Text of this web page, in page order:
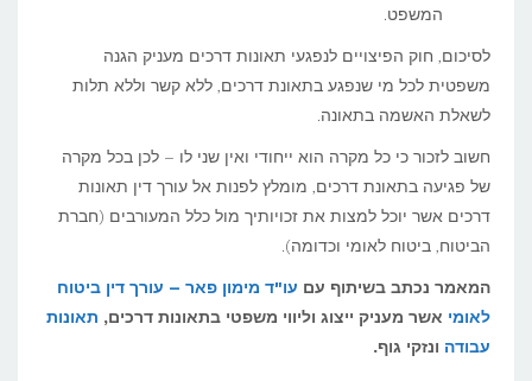
המשפט.
לסיכום, חוק הפיצויים לנפגעי תאונות דרכים מעניק הגנה
משפטית לכל מי שנפגע בתאונת דרכים, ללא קשר וללא תלות
לשאלת האשמה בתאונה.
חשוב לזכור כי כל מקרה הוא ייחודי ואין שני לו – לכן בכל מקרה
של פגיעה בתאונת דרכים, מומלץ לפנות אל עורך דין תאונות
דרכים אשר יוכל למצות את זכויותיך מול כלל המעורבים (חברת
הביטוח, ביטוח לאומי וכדומה).
המאמר נכתב בשיתוף עם עו"ד מימון פאר – עורך דין ביטוח
לאומי אשר מעניק ייצוג וליווי משפטי בתאונות דרכים, תאונות
עבודה ונזקי גוף.